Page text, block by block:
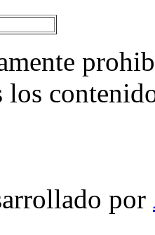
los
por